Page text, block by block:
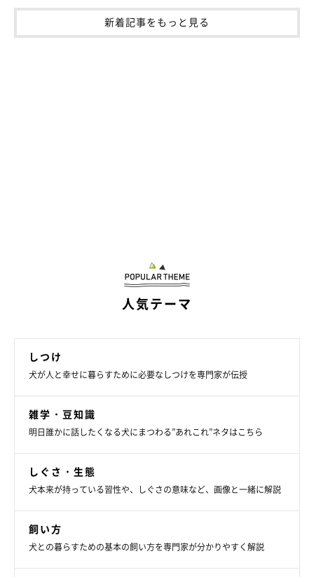
新着記事をもっと見る
人気テーマ
しつけ
犬が人と幸せに暮らすために必要なしつけを専門家が伝授
雑学・豆知識
明日誰かに話したくなる犬にまつわる”あれこれ”ネタはこちら
しぐさ・生態
犬本来が持っている習性や、しぐさの意味など、画像と一緒に解説
飼い方
犬との暮らすための基本の飼い方を専門家が分かりやすく解説